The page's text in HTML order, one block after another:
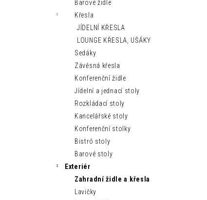
Barové židle
Křesla
JÍDELNÍ KŘESLA
LOUNGE KŘESLA, UŠÁKY
Sedáky
Závěsná křesla
Konferenční židle
Jídelní a jednací stoly
Rozkládací stoly
Kancelářské stoly
Konferenční stolky
Bistró stoly
Barové stoly
Exteriér
Zahradní židle a křesla
Lavičky
MODERNÍ LEHÁTKO IBIZA SUN
9 150 Kč